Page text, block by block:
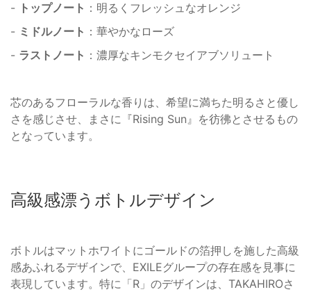
- トップノート ：明るくフレッシュなオレンジ
- ミドルノート ：華やかなローズ
- ラストノート ：濃厚なキンモクセイアブソリュート
芯のあるフローラルな香りは、希望に満ちた明るさと優し
さを感じさせ、まさに『Rising Sun』を彷彿とさせるもの
となっています。
高級感漂うボトルデザイン
ボトルはマットホワイトにゴールドの箔押しを施した高級
感あふれるデザインで、EXILEグループの存在感を見事に
表現しています。特に「R」のデザインは、TAKAHIROさ